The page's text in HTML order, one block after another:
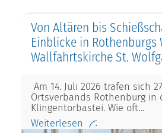
Von Altären bis
Einblicke in Rothenburgs
Wallfahrtskirche St.
Am 14. Juli 2026 trafen sich
Ortsverbands Rothenburg in
Klingentorbastei. Wie oft…
Weiterlesen